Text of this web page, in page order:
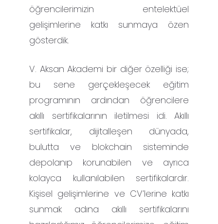
öğrencilerimizin entelektüel
gelişimlerine katkı sunmaya özen
gösterdik.
V. Aksan Akademi bir diğer özelliği ise;
bu sene gerçekleşecek eğitim
programının ardından öğrencilere
akıllı sertifikalarının iletilmesi idi. Akıllı
sertifikalar, dijitalleşen dünyada,
bulutta ve blokchain sisteminde
depolanıp korunabilen ve ayrıca
kolayca kullanılabilen sertifikalardır.
Kişisel gelişimlerine ve CV’lerine katkı
sunmak adına akıllı sertifikalarını